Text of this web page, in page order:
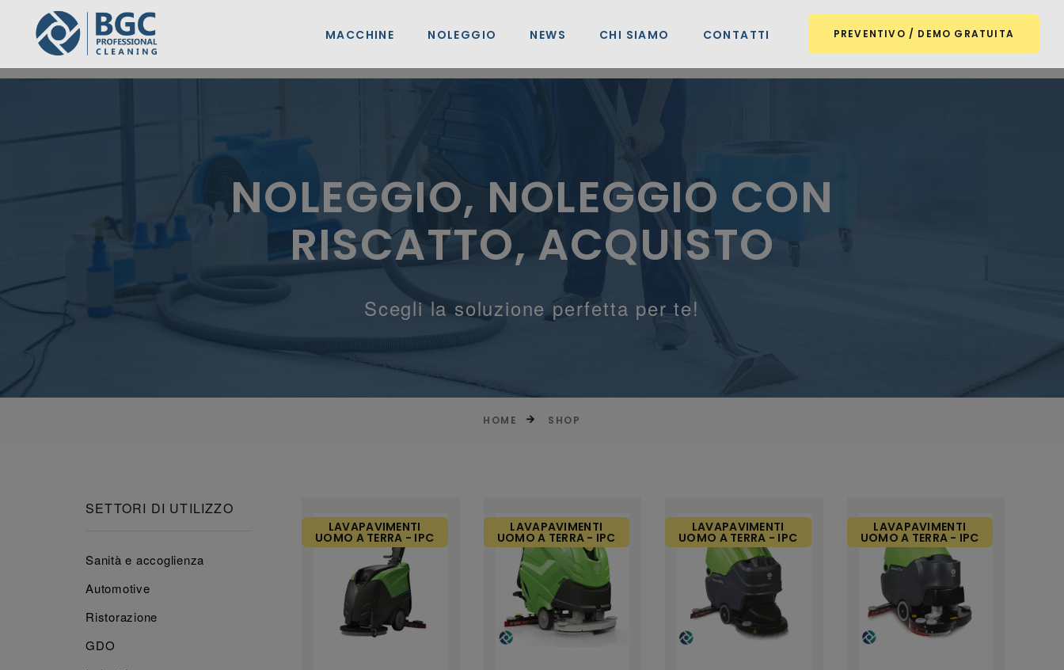
MACCHINE NOLEGGIO NEWS CHI SIAMO CONTATTI PREVENTIVO / DEMO GRATUITA
NOLEGGIO, NOLEGGIO CON
RISCATTO, ACQUISTO
Scegli la soluzione perfetta per te!
HOME SHOP
SETTORI DI UTILIZZO
Sanità e accoglienza
Automotive
Ristorazione
GDO
LAVAPAVIMENTI
UOMO A TERRA - IPC
LAVAPAVIMENTI
UOMO A TERRA - IPC
LAVAPAVIMENTI
UOMO A TERRA - IPC
LAVAPAVIMENTI
UOMO A TERRA - IPC